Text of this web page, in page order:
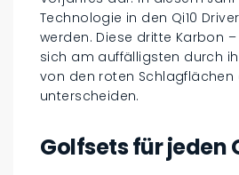
Technologie in den Qi10
werden. Diese dritte Karbon
sich am auffälligsten durch
von den roten Schlagflächen
unterscheiden.
Golfsets für jeden